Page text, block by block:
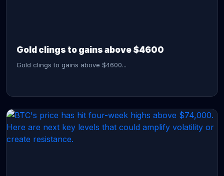
Gold clings to gains above $4600
Gold clings to gains above $4600...